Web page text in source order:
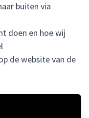
buiten via
doen en hoe wij
de website van de